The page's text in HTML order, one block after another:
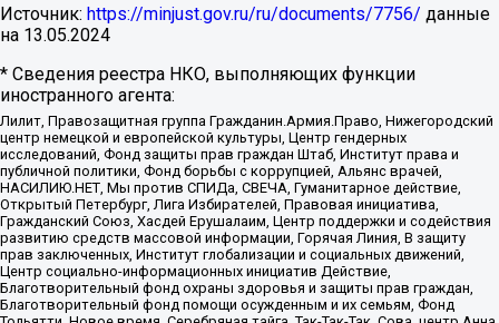
Источник: https://minjust.gov.ru/ru/documents/7756/ данные
на 13.05.2024
* Сведения реестра НКО, выполняющих функции
иностранного агента:
Лилит, Правозащитная группа Гражданин.Армия.Право, Нижегородский
центр немецкой и европейской культуры, Центр гендерных
исследований, Фонд защиты прав граждан Штаб, Институт права и
публичной политики, Фонд борьбы с коррупцией, Альянс врачей,
НАСИЛИЮ.НЕТ, Мы против СПИДа, СВЕЧА, Гуманитарное действие,
Открытый Петербург, Лига Избирателей, Правовая инициатива,
Гражданский Союз, Хасдей Ерушалаим, Центр поддержки и содействия
развитию средств массовой информации, Горячая Линия, В защиту
прав заключенных, Институт глобализации и социальных движений,
Центр социально-информационных инициатив Действие,
Благотворительный фонд охраны здоровья и защиты прав граждан,
Благотворительный фонд помощи осужденным и их семьям, Фонд